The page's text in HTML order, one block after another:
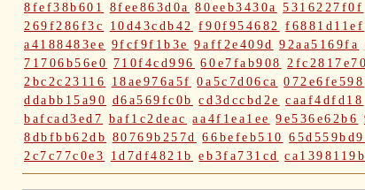
8fef38b601
8fee863d0a 80eeb3430a 5316227f0f
269f286f3c
10d43cdb42 f90f954682 f6881d11ef
a4188483ee 9fcf9f1b3e 9aff2e409d 92aa5169fa
71706b56e0
710f4cd996 60e7fab908 2fc2817e70
2bc2c23116
18ae976a5f 0a5c7d06ca 072e6fe598
ddabb15a90 d6a569fc0b cd3dccbd2e caaf4dfd18
bafcad3ed7 baf1c2deac aa4f1ea1ee 9e536e62b6
8dbfbb62db 80769b257d 66befeb510
2c7c77c0e3
1d7df4821b eb3fa731cd ca1398119b
ba23f8e41e af4394c99f 6d38537a62